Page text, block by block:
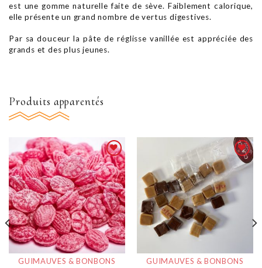
est une gomme naturelle faite de sève. Faiblement calorique,
elle présente un grand nombre de vertus digestives.
Par sa douceur la pâte de réglisse vanillée est appréciée des
grands et des plus jeunes.
Produits apparentés
Ajouter
à la
liste
d'envie
GUIMAUVES & BONBONS
Ajouter
d'envie
GUIMAUVES & BONBONS